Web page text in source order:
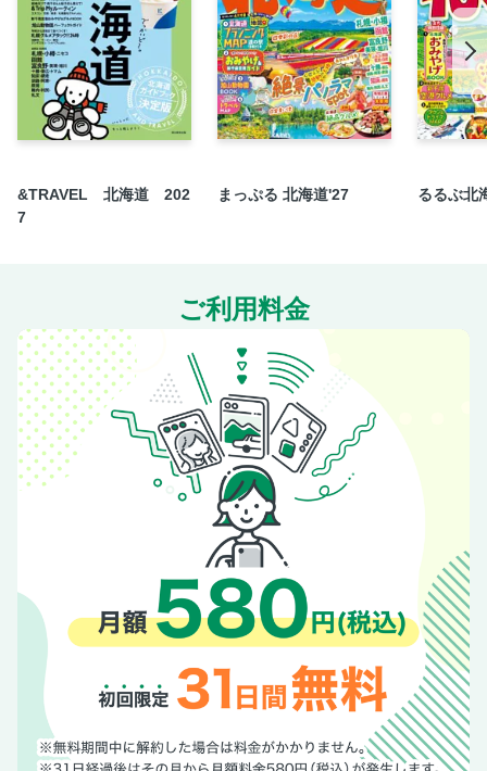
古民家のセレクトショップ
まちなかの人気夜ごはんスポット
料理自慢の宿
風物詩コラム：夏 デカンショ祭
【丹波篠山で出会うもの】
作家さんのアトリエショップ
複合施設とギャラリーショップ
新しさを感じる丹波焼
丹波焼の里のランチ
今田町のカフェ＆レストラン
宿場町・福住のおいしいもの
長く使える上質なクラフト
明智光秀と波多野秀治ゆかりの地へ
自然豊かなフィールドへ
丸山の里山ステイとごちそう
心と体をゆるめる一棟貸しの宿
風物詩コラム：秋 黒枝豆
【丹波篠山のおいしいもの】
&TRAVEL 北海道 202
7
まっぷる 北海道'27 るるぶ北
ご利用料金